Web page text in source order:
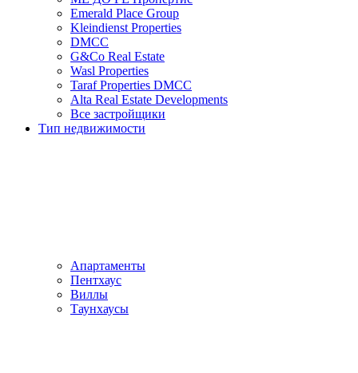
Emerald Place Group
Kleindienst Properties
DMCC
G&Co Real Estate
Wasl Properties
Taraf Properties DMCC
Alta Real Estate Developments
Все застройщики
Тип недвижимости
Апартаменты
Пентхаус
Виллы
Таунхаусы